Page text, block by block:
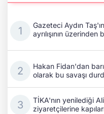
Gazeteci Aydın
ayrılışının üzerinden
Hakan Fidan'dan
olarak bu savaşı
TİKA'nın yenilediği
ziyaretçilerine